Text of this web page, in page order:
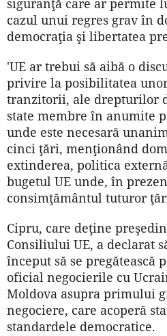
siguranţă care ar permite
cazul unui regres grav în
democraţia şi libertatea
'UE ar trebui să aibă o
privire la posibilitatea
tranzitorii, ale drepturilor
state membre în anumite
unde este necesară
cinci ţări, menţionând
extinderea, politica
bugetul UE unde, în
consimţământul tuturor
Cipru, care deţine
Consiliului UE, a declarat
început să se pregătească
oficial negocierile cu
Moldova asupra primului
negociere, care acoperă
standardele democratice.